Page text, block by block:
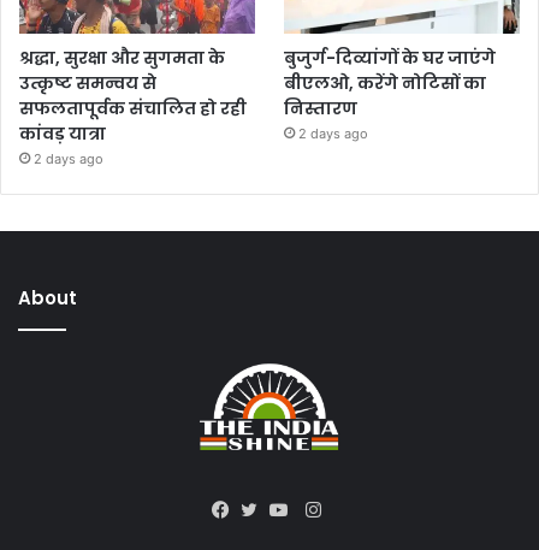
श्रद्धा, सुरक्षा और सुगमता के
उत्कृष्ट समन्वय से
सफलतापूर्वक संचालित हो रही
कांवड़ यात्रा
2 days ago
बुजुर्ग-दिव्यांगों के घर जाएंगे
बीएलओ, करेंगे नोटिसों का
निस्तारण
2 days ago
About
Instagram